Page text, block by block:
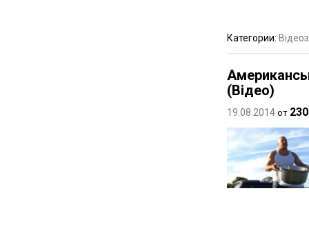
Категории:
(Відео)
19.08.2014 от